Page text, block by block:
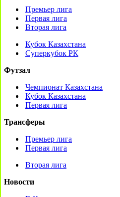
Премьер лига
Первая лига
Вторая лига
Кубок Казахстана
Суперкубок РК
Футзал
Чемпионат Казахстана
Кубок Казахстана
Первая лига
Трансферы
Премьер лига
Первая лига
Вторая лига
Новости